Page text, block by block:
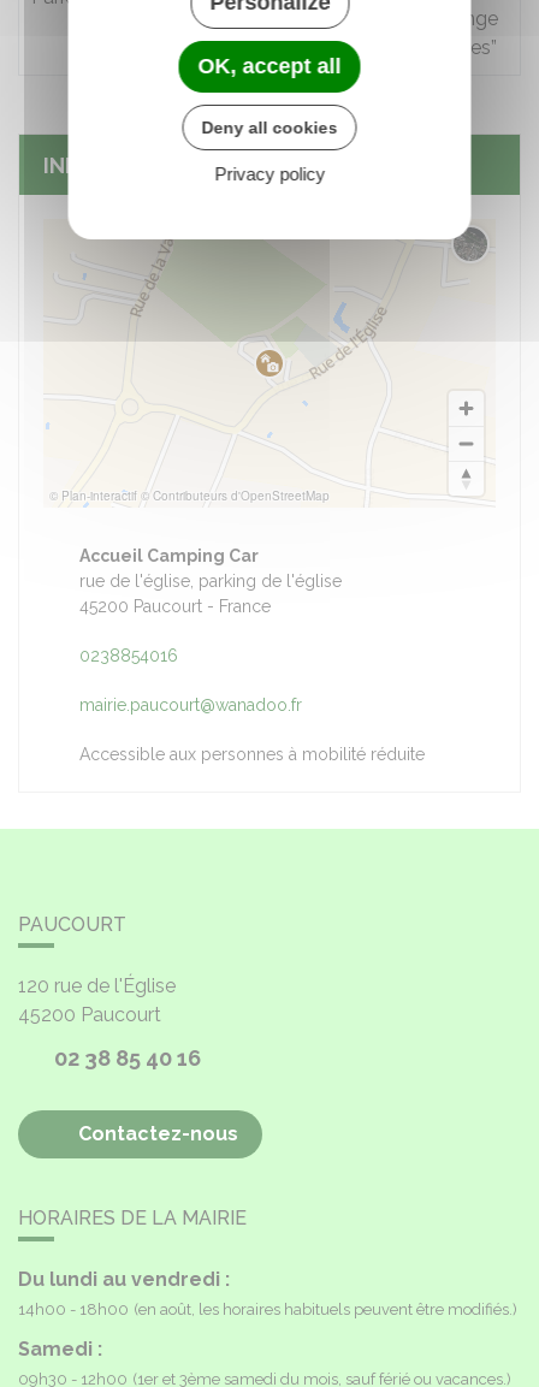
Point de vidange
des “eaux grises”
INFOS PRATIQUES
© Plan-interactif © Contributeurs d'OpenStreetMap
Accueil Camping Car
rue de l'église, parking de l'église
45200 Paucourt - France
0238854016
mairie.paucourt@wanadoo.fr
Accessible aux personnes à mobilité réduite
PAUCOURT
120 rue de l'Église
45200 Paucourt
02 38 85 40 16
Contactez-nous
HORAIRES DE LA MAIRIE
Du lundi au vendredi :
14h00 - 18h00 (en août, les horaires habituels peuvent être modifiés.)
Samedi :
09h30 - 12h00 (1er et 3ème samedi du mois, sauf férié ou vacances.)
OK, accept all
Deny all cookies
Privacy policy